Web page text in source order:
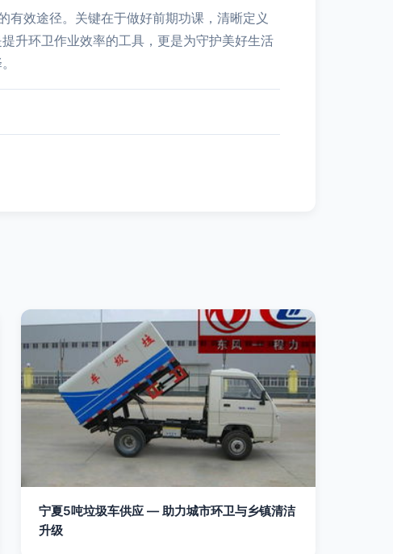
效途径。关键在于做好前期功课，清晰定义
升环卫作业效率的工具，更是为守护美好生活
宁夏5吨垃圾车供应 — 助力城市环卫与乡镇清洁
升级